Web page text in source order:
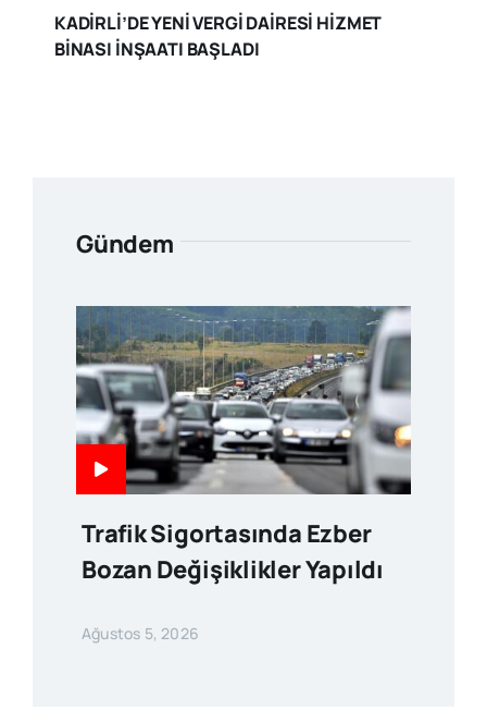
KADİRLİ’DE YENİ VERGİ DAİRESİ HİZMET
BİNASI İNŞAATI BAŞLADI
Gündem
Trafik Sigortasında Ezber
Bozan Değişiklikler Yapıldı
Ağustos 5, 2026